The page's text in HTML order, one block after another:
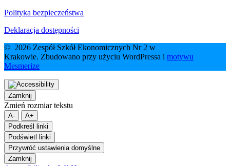
Polityka bezpieczeństwa
Deklaracja dostępności
© 2026 Zespół Szkół Ekonomicznych Nr 2 w
Krakowie. Zbudowano przy użyciu WordPressa i motywu
Mesmerize
Zamknij
Zmień rozmiar tekstu
A-
A+
Podkreśl linki
Podświetl linki
Przywróć ustawienia domyślne
Zamknij